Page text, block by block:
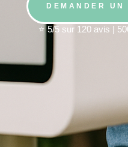
DEMANDER
⭐ 5/5 sur 120 avis |